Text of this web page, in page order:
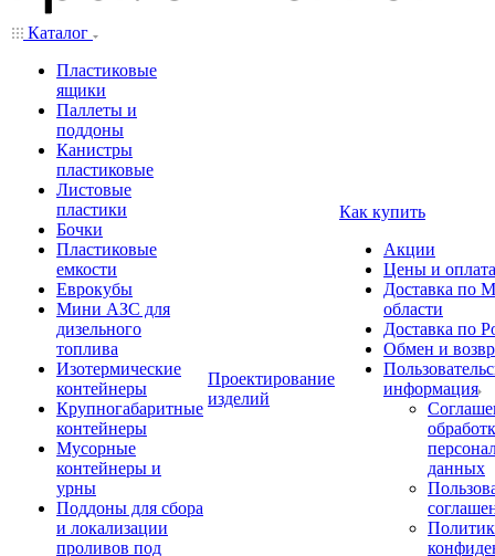
Каталог
Пластиковые
ящики
Паллеты и
поддоны
Канистры
пластиковые
Листовые
пластики
Бочки
Пластиковые
емкости
Еврокубы
Мини АЗС для
дизельного
топлива
Изотермические
контейнеры
Крупногабаритные
контейнеры
Мусорные
контейнеры и
урны
Поддоны для сбора
и локализации
проливов под
Проектирование
изделий
Как купить
Акции
Цены и оплата
Доставка по
области
Доставка по
Обмен и
информация
данных